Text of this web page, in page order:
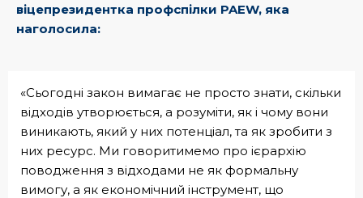
віцепрезидентка профспілки PAEW, яка
наголосила:
«Сьогодні закон вимагає не просто знати, скільки
відходів утворюється, а розуміти, як і чому вони
виникають, який у них потенціал, та як зробити з
них ресурс. Ми говоритимемо про ієрархію
поводження з відходами не як формальну
вимогу, а як економічний інструмент, що